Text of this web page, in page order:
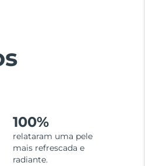
100%
relataram uma pele
mais refrescada e
radiante.